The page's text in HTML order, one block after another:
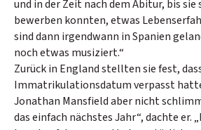
und in der Zeit nach dem Abitur, bis sie
bewerben konnten, etwas
sind dann irgendwann in Spanien
noch etwas musiziert.“
Zurück in England stellten sie fest,
Immatrikulationsdatum verpasst
Jonathan Mansfield aber nicht
das einfach nächstes Jahr“, dachte er.